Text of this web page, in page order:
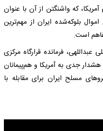
که واشنگتن از آن با عنوان
بلوکه‌شده ایران از مهم‌ترین
است.
فرمانده قرارگاه مرکزی
جدی به آمریکا و هم‌پیمانان
مسلح ایران برای مقابله با